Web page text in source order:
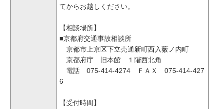
てからお越しください。
【相談場所】
■京都府交通事故相談所
京都市上京区下立売通新町西入薮ノ内町
京都府庁 旧本館 １階西北角
電話 075-414-4274 ＦＡＸ 075-414-427
6
【受付時間】